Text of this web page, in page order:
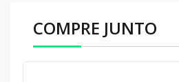
COMPRE JUNTO